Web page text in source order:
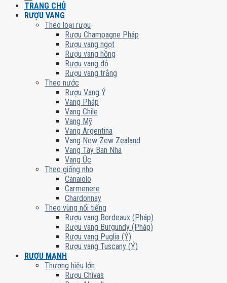
TRANG CHỦ
RƯỢU VANG
Theo loại rượu
Rượu Champagne Pháp
Rượu vang ngọt
Rượu vang hồng
Rượu vang đỏ
Rượu vang trắng
Theo nước
Rượu Vang Ý
Vang Pháp
Vang Chile
Vang Mỹ
Vang Argentina
Vang New Zew Zealand
Vang Tây Ban Nha
Vang Úc
Theo giống nho
Canaiolo
Carmenere
Chardonnay
Theo vùng nổi tiếng
Rượu vang Bordeaux (Pháp)
Rượu vang Burgundy (Pháp)
Rượu vang Puglia (Ý)
Rượu vang Tuscany (Ý)
RƯỢU MẠNH
Thương hiệu lớn
Rượu Chivas